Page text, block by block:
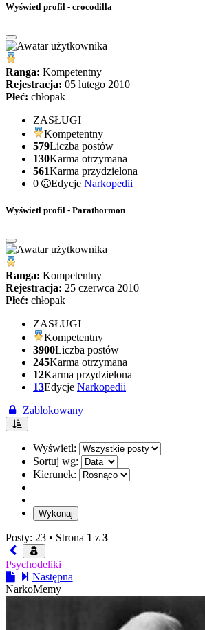
Wyświetl profil - crocodilla
Ranga: Kompetentny
Rejestracja: 05 lutego 2010
Płeć: chłopak
ZASŁUGI
Kompetentny
579Liczba postów
130Karma otrzymana
561Karma przydzielona
0
Edycje Narkopedii
Wyświetl profil - Parathormon
Ranga: Kompetentny
Rejestracja: 25 czerwca 2010
Płeć: chłopak
ZASŁUGI
Kompetentny
3900Liczba postów
245Karma otrzymana
12Karma przydzielona
13Edycje Narkopedii
Zablokowany
Wyświetl:
Sortuj wg:
Kierunek:
Posty: 23 • Strona 1 z 3
Psychodeliki
Następna
NarkoMemy